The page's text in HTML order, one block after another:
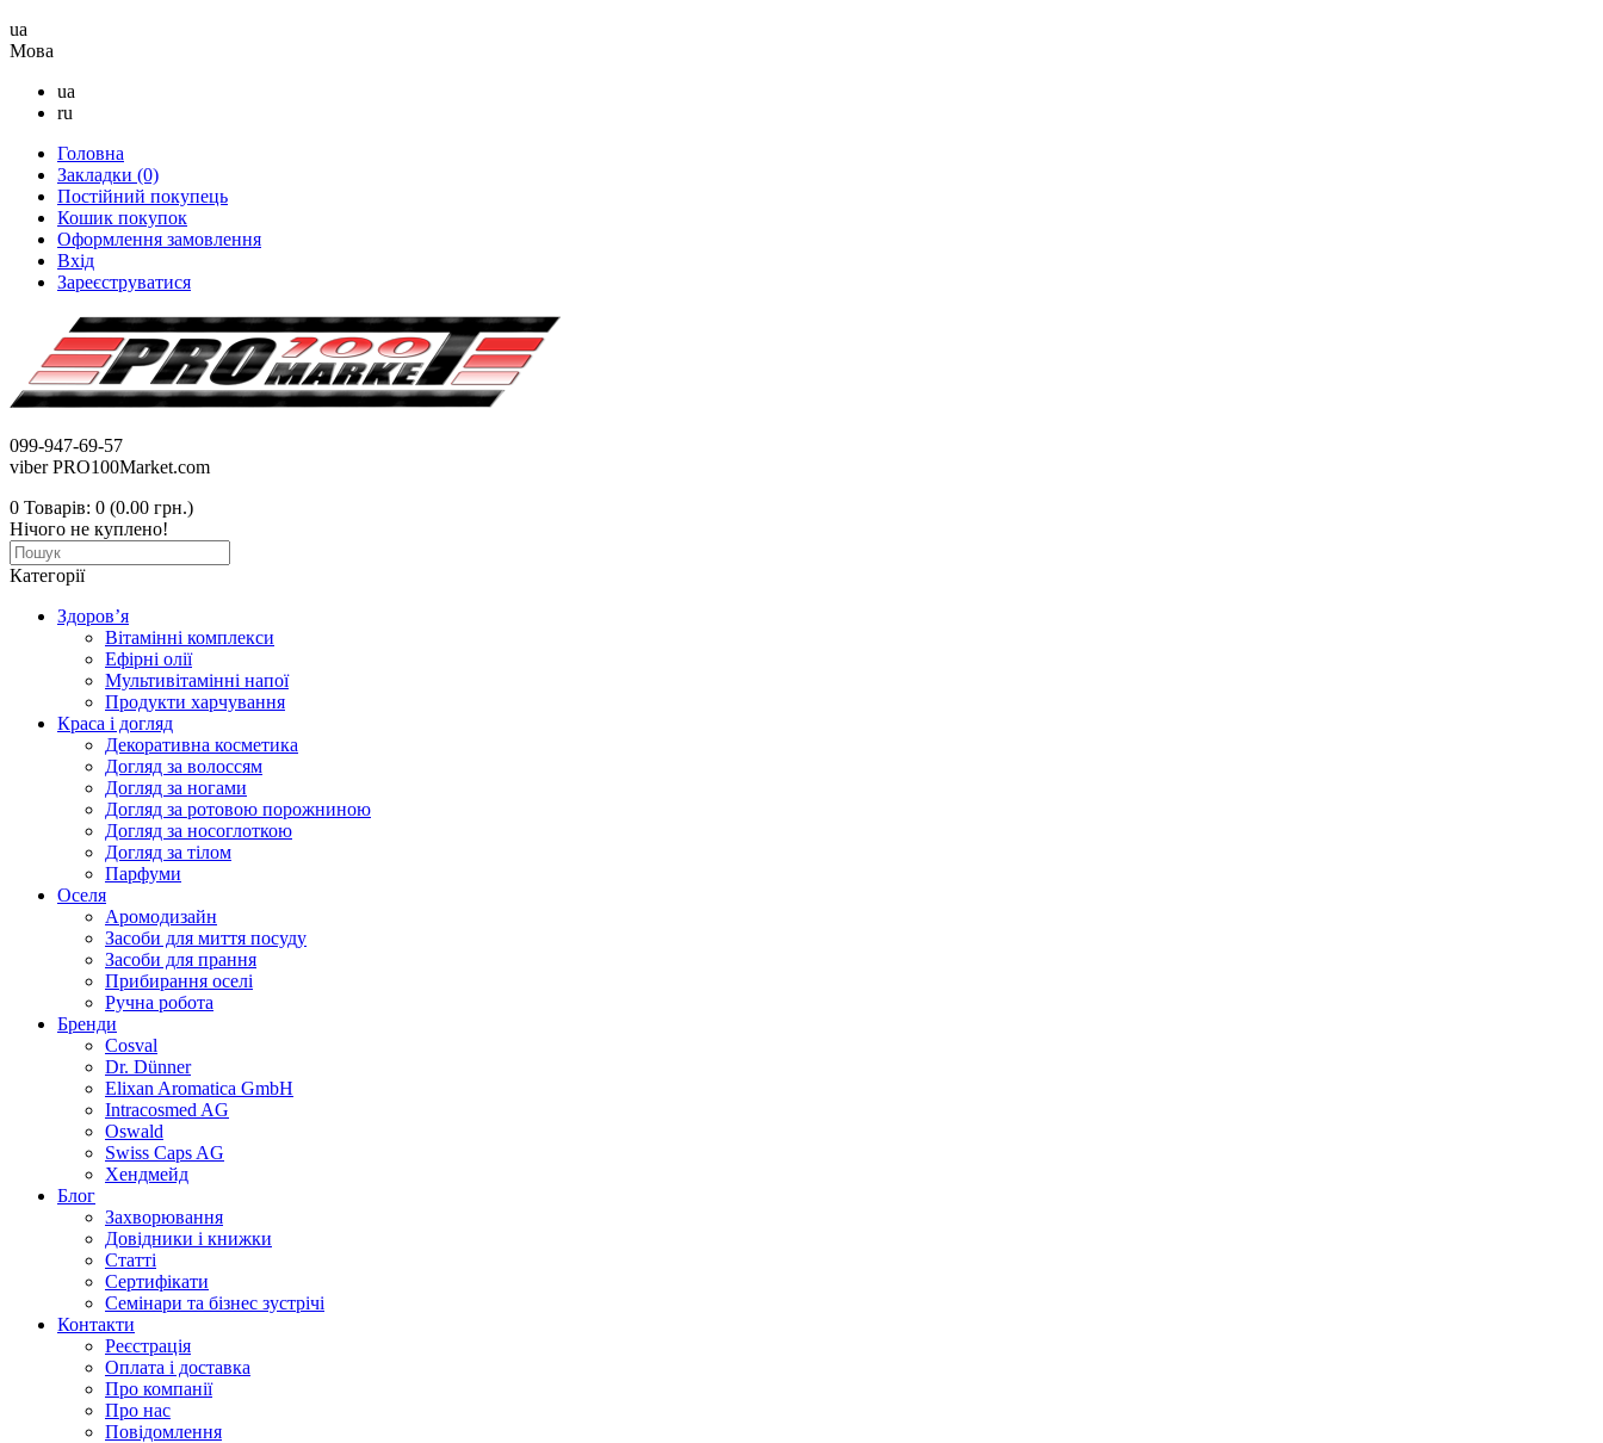
ua
Мова
ua
ru
Головна
Закладки (0)
Постійний покупець
Кошик покупок
Оформлення замовлення
Вхід
Зареєструватися
099-947-69-57
viber PRO100Market.com
0 Товарів: 0 (0.00 грн.)
Нічого не куплено!
Категорії
Здоров’я
Вітамінні комплекси
Ефірні олії
Мультивітамінні напої
Продукти харчування
Краса і догляд
Декоративна косметика
Догляд за волоссям
Догляд за ногами
Догляд за ротовою порожниною
Догляд за носоглоткою
Догляд за тілом
Парфуми
Оселя
Аромодизайн
Засоби для миття посуду
Засоби для прання
Прибирання оселі
Ручна робота
Бренди
Cosval
Dr. Dünner
Elixan Aromatica GmbH
Intracosmed AG
Oswald
Swiss Caps AG
Хендмейд
Блог
Захворювання
Довідники і книжки
Статті
Сертифікати
Семінари та бізнес зустрічі
Контакти
Реєстрація
Оплата і доставка
Про компанії
Про нас
Повідомлення